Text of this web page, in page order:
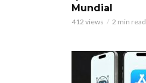
Mundial
412 views 2 min read